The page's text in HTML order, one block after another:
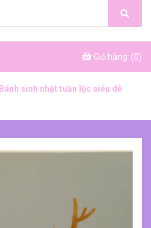
Giỏ hàng: (0)
Bánh sinh nhật tuần lộc siêu dễ